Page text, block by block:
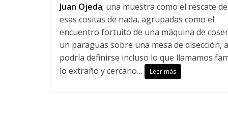
Juan Ojeda; una muestra como el rescate de
esas cositas de nada, agrupadas como el
encuentro fortuito de una máquina de
un paraguas sobre una mesa de disección,
podría definirse incluso lo que llamamos
lo extraño y cercano…
Leer más